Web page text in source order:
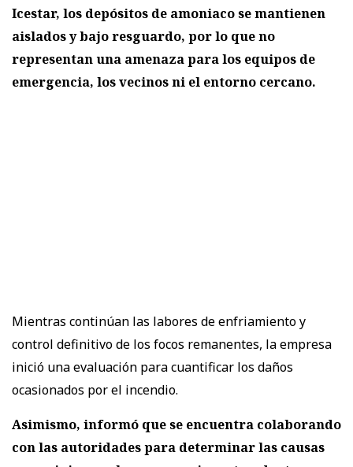
Icestar, los depósitos de amoniaco se mantienen
aislados y bajo resguardo, por lo que no
representan una amenaza para los equipos de
emergencia, los vecinos ni el entorno cercano.
Mientras continúan las labores de enfriamiento y
control definitivo de los focos remanentes, la empresa
inició una evaluación para cuantificar los daños
ocasionados por el incendio.
Asimismo, informó que se encuentra colaborando
con las autoridades para determinar las causas